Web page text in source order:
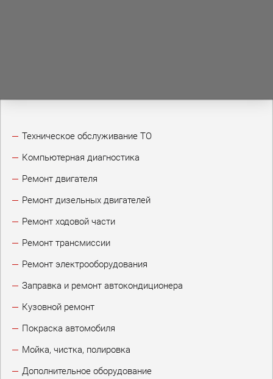
Техническое обслуживание ТО
Компьютерная диагностика
Ремонт двигателя
Ремонт дизельных двигателей
Ремонт ходовой части
Ремонт трансмиссии
Ремонт электрооборудования
Заправка и ремонт автокондиционера
Кузовной ремонт
Покраска автомобиля
Мойка, чистка, полировка
Дополнительное оборудование